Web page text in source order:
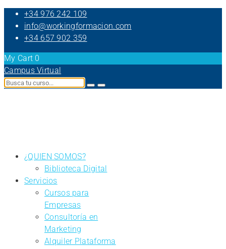
+34 976 242 109
info@workingformacion.com
+34 657 902 359
My Cart 0
Campus Virtual
¿QUIEN SOMOS?
Biblioteca Digital
Servicios
Cursos para
Empresas
Consultoría en
Marketing
Alquiler Plataforma